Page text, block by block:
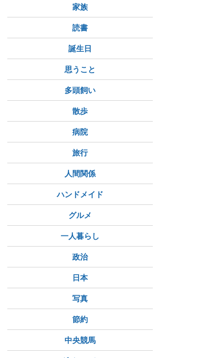
コンテナ
家族
読書
誕生日
思うこと
多頭飼い
散歩
病院
旅行
人間関係
ハンドメイド
グルメ
一人暮らし
政治
日本
写真
節約
中央競馬